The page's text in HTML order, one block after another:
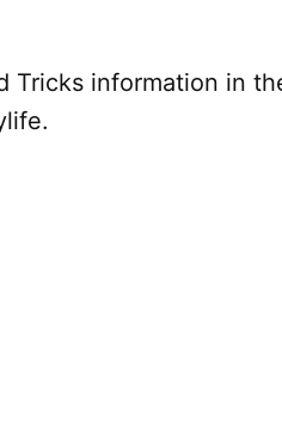
Tricks information in